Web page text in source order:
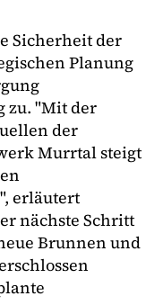
Sicherheit der
Planung
zu. "Mit der
der
Murrtal steigt
erläutert
nächste Schritt
Brunnen und